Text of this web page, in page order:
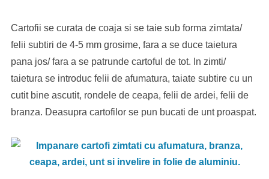
Cartofii se curata de coaja si se taie sub forma zimtata/
felii subtiri de 4-5 mm grosime, fara a se duce taietura
pana jos/ fara a se patrunde cartoful de tot. In zimti/
taietura se introduc felii de afumatura, taiate subtire cu un
cutit bine ascutit, rondele de ceapa, felii de ardei, felii de
branza. Deasupra cartofilor se pun bucati de unt proaspat.